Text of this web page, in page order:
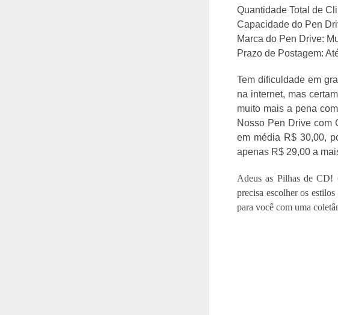
Quantidade Total de
Capacidade do Pen
Marca do Pen Drive:
Prazo de Postagem:
Tem dificuldade em
na internet, mas
muito mais a pena
Nosso Pen Drive com
em média R$ 30,00,
apenas R$ 29,00 a
Adeus as Pilhas de CD!
precisa escolher os
para você com uma